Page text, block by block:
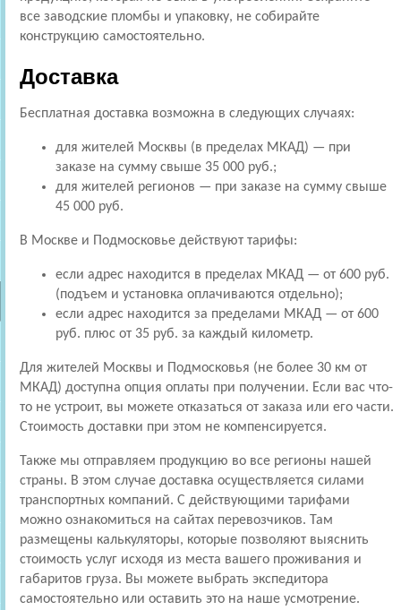
все заводские пломбы и упаковку, не собирайте
конструкцию самостоятельно.
Доставка
Бесплатная доставка возможна в следующих случаях:
для жителей Москвы (в пределах МКАД) — при
заказе на сумму свыше 35 000 руб.;
для жителей регионов — при заказе на сумму свыше
45 000 руб.
В Москве и Подмосковье действуют тарифы:
если адрес находится в пределах МКАД — от 600 руб.
(подъем и установка оплачиваются отдельно);
если адрес находится за пределами МКАД — от 600
руб. плюс от 35 руб. за каждый километр.
Для жителей Москвы и Подмосковья (не более 30 км от
МКАД) доступна опция оплаты при получении. Если вас что-
то не устроит, вы можете отказаться от заказа или его части.
Стоимость доставки при этом не компенсируется.
Также мы отправляем продукцию во все регионы нашей
страны. В этом случае доставка осуществляется силами
транспортных компаний. С действующими тарифами
можно ознакомиться на сайтах перевозчиков. Там
размещены калькуляторы, которые позволяют выяснить
стоимость услуг исходя из места вашего проживания и
габаритов груза. Вы можете выбрать экспедитора
самостоятельно или оставить это на наше усмотрение.